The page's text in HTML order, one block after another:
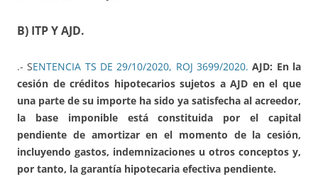
B) ITP Y AJD.
.-SENTENCIA TS DE 29/10/2020, ROJ 3699/2020. AJD: En la
cesión de créditos hipotecarios sujetos a AJD en el que
una parte de su importe ha sido ya satisfecha al acreedor,
la base imponible está constituida por el capital
pendiente de amortizar en el momento de la cesión,
incluyendo gastos, indemnizaciones u otros conceptos y,
por tanto, la garantía hipotecaria efectiva pendiente.